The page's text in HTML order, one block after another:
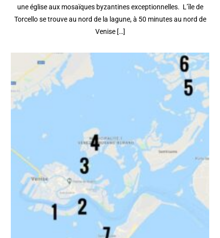
une église aux mosaïques byzantines exceptionnelles. L’île de
Torcello se trouve au nord de la lagune, à 50 minutes au nord de
Venise […]